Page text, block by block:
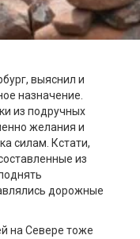
выяснил и
назначение.
из подручных
желания и
силам. Кстати,
из
дорожные
на Севере тоже